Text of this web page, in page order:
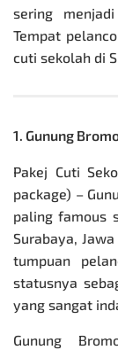
sering
Tempat
cuti sekolah di
1. Gunung
Pakej Cuti
package) –
paling famous
Surabaya,
tumpuan
statusnya
yang sangat
Gunung